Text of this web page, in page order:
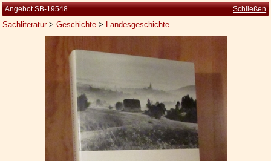
Kleine Kulturgeschichte
Die Brockhaus Auflagen
Die Meyer Auflagen
Angebot SB-19548 Schließen
Sachliteratur> Geschichte> Landesgeschichte